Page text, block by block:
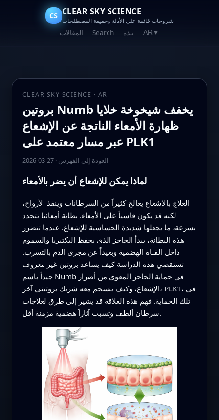
CS CLEAR SKY SCIENCE
شروحات قائمة على الأدلة وخفيفة المصطلحات
المقالات Search نبذة AR ▼
CLEAR SKY SCIENCE · AR
بروتين Numb يخفف شيخوخة خلايا
ظهارة الأمعاء الناتجة عن الإشعاع
عبر مسار معتمد على PLK1
2026-03-27· العودة إلى الفهرس
لماذا يمكن للإشعاع أن يضر بالأمعاء
العلاج بالإشعاع يعالج كثيراً من السرطانات وينقذ الأرواح،
لكنه قد يكون قاسياً على الأمعاء. بطانة أمعائنا تتجدد
بسرعة، ما يجعلها شديدة الحساسية للإشعاع. عندما تتضرر
هذه البطانة، يبدأ الحاجز الذي يحفظ البكتيريا والسموم
داخل القناة الهضمية وبعيداً عن مجرى الدم بالتسرب.
تستقصي هذه الدراسة كيف يساعد بروتين غير معروف
جيداً باسم Numb في حماية الحاجز المعوي من أضرار
الإشعاع، وكيف ينسجم معه شريك بروتيني آخر، PLK1، في
تلك الحماية. فهم هذه العلاقة قد يشير إلى طرق لعلاجات
سرطان ألطف وتسبب آثاراً هضمية مزمنة أقل.